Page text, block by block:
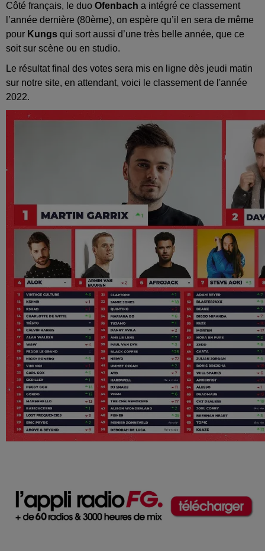
Côté français, le duo Ofenbach a intégré ce classement
l’année dernière (80ème), on espère qu’il en sera de même
pour Kungs qui sort aussi d’une très belle année, que ce
soit sur scène ou en studio.
Le résultat final des votes sera mis en ligne dès jeudi matin
sur notre site, en attendant, voici le classement de l'année
2022.